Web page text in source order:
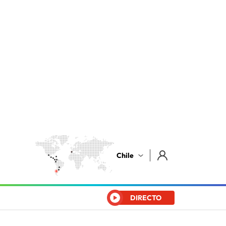
Chile
DIRECTO